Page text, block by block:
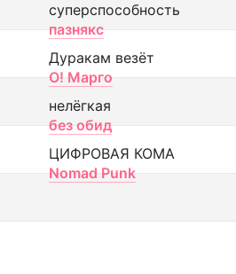
суперспособность
пазнякс
Дуракам везёт
О! Марго
нелёгкая
без обид
ЦИФРОВАЯ КОМА
Nomad Punk